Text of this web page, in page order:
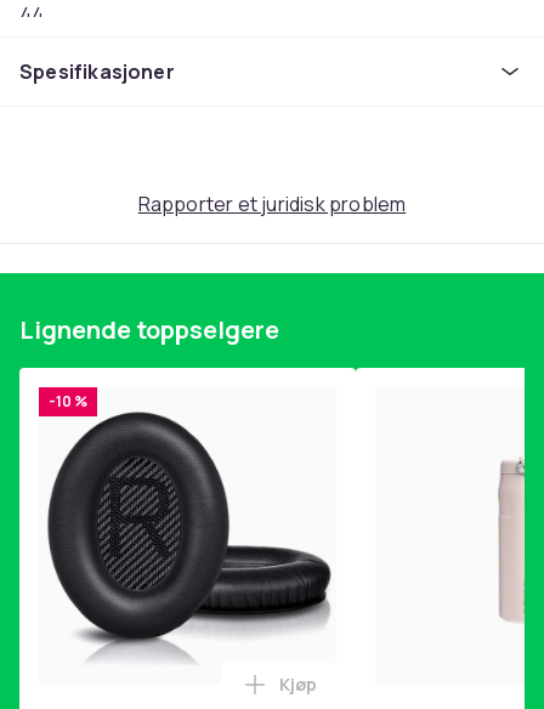
44
10
ab2e496d-95a8-4e01-bb94-2dbfe2eab457
Spesifikasjoner
Rapporter et juridisk problem
Lignende toppselgere
-10 %
Legg Øreputer for Bose QC35
Kjøp